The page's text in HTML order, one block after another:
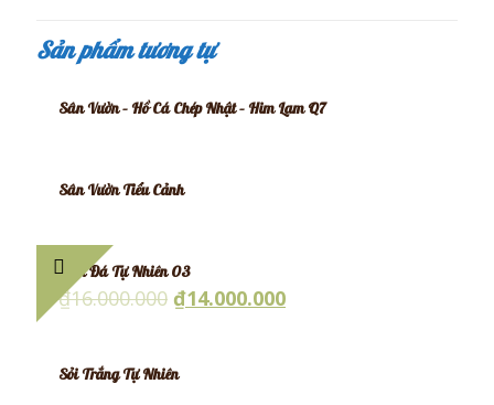
Sản phẩm tương tự
Sân Vườn – Hồ Cá Chép Nhật – Him Lam Q7
Sân Vườn Tiểu Cảnh
Bàn Đá Tự Nhiên 03
₫16.000.000 ₫14.000.000
Sỏi Trắng Tự Nhiên